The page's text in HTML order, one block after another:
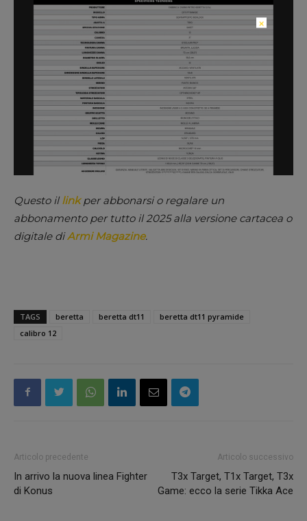
Questo il link per abbonarsi o regalare un
abbonamento per tutto il 2025alla versione cartacea o
digitale diArmi Magazine.
TAGS beretta beretta dt11
beretta dt11 pyramide
calibro 12
Articolo precedente
In arrivo la nuova linea Fighter
di Konus
Articolo successivo
T3x Target, T1x Target, T3x
Game: ecco la serie Tikka Ace
×